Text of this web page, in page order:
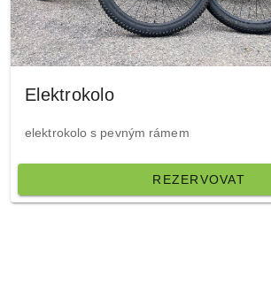
Elektrokolo
elektrokolo s pevným rámem
REZERVOVAT